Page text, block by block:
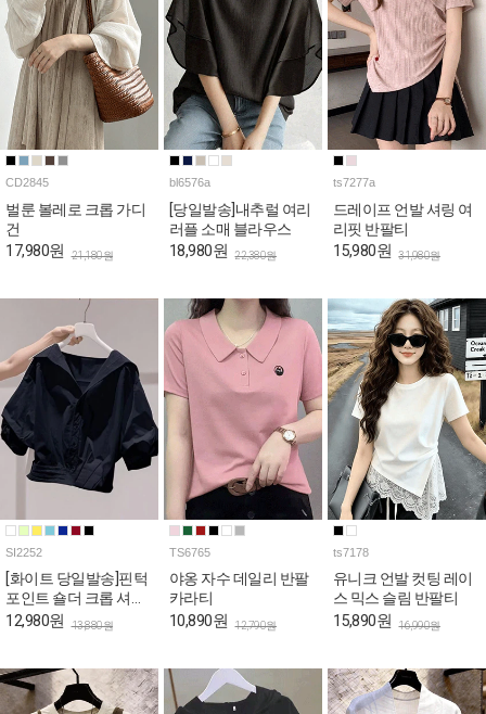
CD2845
벌룬 볼레로 크롭 가디
건
17,980원 21,180원
bl6576a
[당일발송]내추럴 여리
러플 소매 블라우스
18,980원 22,380원
ts7277a
드레이프 언발 셔링 여
리핏 반팔티
15,980원 31,980원
SI2252
[화이트 당일발송]핀턱
포인트 숄더 크롭 셔츠
[상황에따라 변신!셔츠
12,980원 13,880원
TS6765
야옹 자수 데일리 반팔
카라티
10,890원 12,790원
ts7178
유니크 언발 컷팅 레이
스 믹스 슬림 반팔티
15,890원 16,990원